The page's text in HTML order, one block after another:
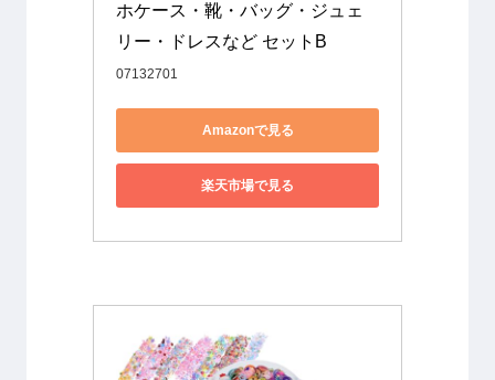
ホケース・靴・バッグ・ジュェ
リー・ドレスなど セットB
07132701
Amazonで見る
楽天市場で見る